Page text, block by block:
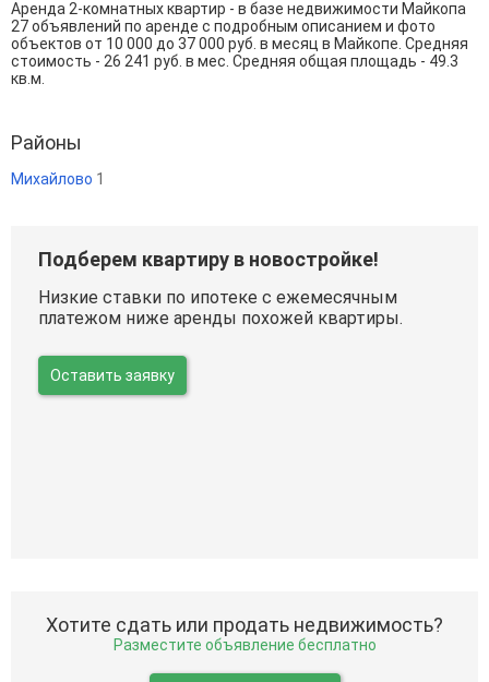
Аренда 2-комнатных квартир - в базе недвижимости Майкопа
27 объявлений по аренде с подробным описанием и фото
объектов от 10 000 до 37 000 руб. в месяц в Майкопе. Средняя
стоимость - 26 241 руб. в мес. Средняя общая площадь - 49.3
кв.м.
Районы
Михайлово 1
Подберем квартиру в новостройке!
Низкие ставки по ипотеке с ежемесячным
платежом ниже аренды похожей квартиры.
Оставить заявку
Хотите сдать или продать недвижимость?
Разместите объявление бесплатно